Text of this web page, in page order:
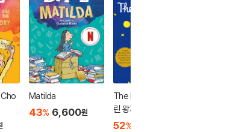
Matilda
43% 6,600원
The Little Prince '어
린 왕자' 영문판 원서
52%